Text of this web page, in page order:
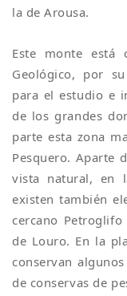
la de Arousa.
Este monte está
Geológico, por
para el estudio e
de los grandes
parte esta zona
Pesquero. Aparte
vista natural, en
existen también
cercano
de Louro. En la
conservan
de conservas de